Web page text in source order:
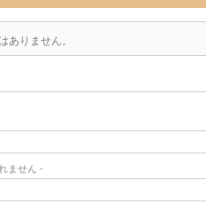
ありません。
ません -